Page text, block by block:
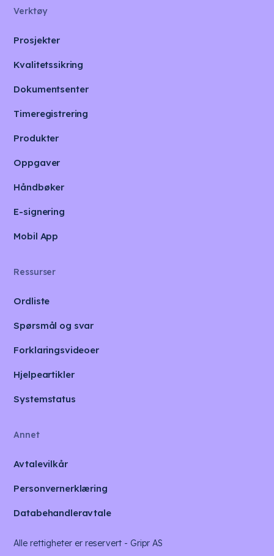
Verktøy
Prosjekter
Kvalitetssikring
Dokumentsenter
Timeregistrering
Produkter
Oppgaver
Håndbøker
E-signering
Mobil App
Ressurser
Ordliste
Spørsmål og svar
Forklaringsvideoer
Hjelpeartikler
Systemstatus
Annet
Avtalevilkår
Personvernerklæring
Databehandleravtale
Alle rettigheter er reservert - Gripr AS